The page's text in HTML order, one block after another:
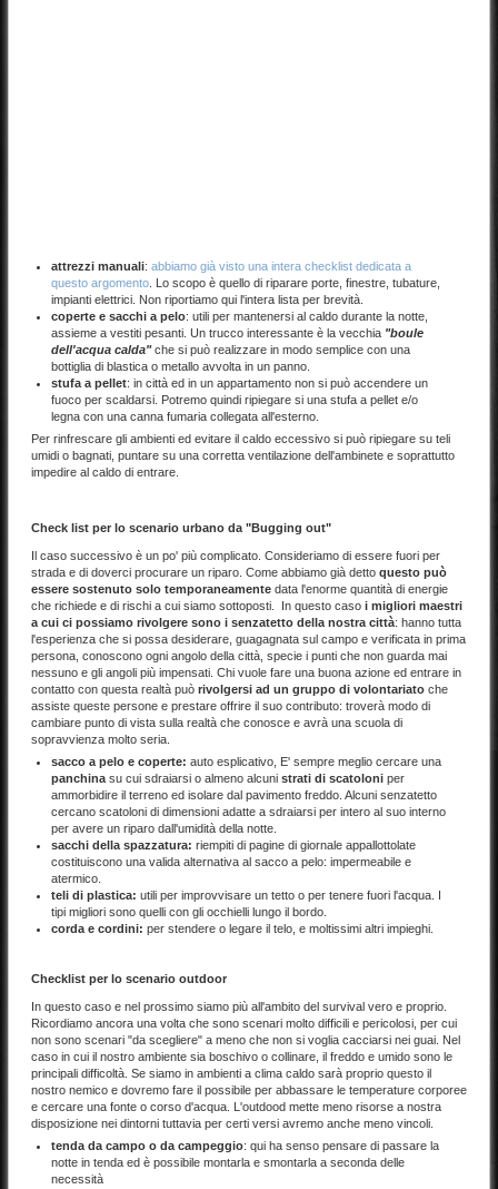
attrezzi manuali: abbiamo già visto una intera checklist dedicata a
questo argomento . Lo scopo è quello di riparare porte, finestre, tubature,
impianti elettrici. Non riportiamo qui l'intera lista per brevità.
coperte e sacchi a pelo: utili per mantenersi al caldo durante la notte,
assieme a vestiti pesanti. Un trucco interessante è la vecchia "boule
dell'acqua calda"che si può realizzare in modo semplice con una
bottiglia di blastica o metallo avvolta in un panno.
stufa a pellet: in città ed in un appartamento non si può accendere un
fuoco per scaldarsi. Potremo quindi ripiegare si una stufa a pellet e/o
legna con una canna fumaria collegata all'esterno.
Per rinfrescare gli ambienti ed evitare il caldo eccessivo si può ripiegare su teli
umidi o bagnati, puntare su una corretta ventilazione dell'ambinete e soprattutto
impedire al caldo di entrare.
Check list per lo scenario urbano da "Bugging out"
Il caso successivo è un po' più complicato. Consideriamo di essere fuori per
strada e di doverci procurare un riparo. Come abbiamo già detto questo può
essere sostenuto solo temporaneamente data l'enorme quantità di energie
che richiede e di rischi a cui siamo sottoposti. In questo caso i migliori maestri
a cui ci possiamo rivolgere sono i senzatetto della nostra città: hanno tutta
l'esperienza che si possa desiderare, guagagnata sul campo e verificata in prima
persona, conoscono ogni angolo della città, specie i punti che non guarda mai
nessuno e gli angoli più impensati. Chi vuole fare una buona azione ed entrare in
contatto con questa realtà può rivolgersi ad un gruppo di volontariato che
assiste queste persone e prestare offrire il suo contributo: troverà modo di
cambiare punto di vista sulla realtà che conosce e avrà una scuola di
sopravvienza molto seria.
sacco a pelo e coperte: auto esplicativo, E' sempre meglio cercare una
panchina su cui sdraiarsi o almeno alcuni strati di scatoloni per
ammorbidire il terreno ed isolare dal pavimento freddo. Alcuni senzatetto
cercano scatoloni di dimensioni adatte a sdraiarsi per intero al suo interno
per avere un riparo dall'umidità della notte.
sacchi della spazzatura: riempiti di pagine di giornale appallottolate
costituiscono una valida alternativa al sacco a pelo: impermeabile e
atermico.
teli di plastica: utili per improvvisare un tetto o per tenere fuori l'acqua. I
tipi migliori sono quelli con gli occhielli lungo il bordo.
corda e cordini: per stendere o legare il telo, e moltissimi altri impieghi.
Checklist per lo scenario outdoor
In questo caso e nel prossimo siamo più all'ambito del survival vero e proprio.
Ricordiamo ancora una volta che sono scenari molto difficili e pericolosi, per cui
non sono scenari "da scegliere" a meno che non si voglia cacciarsi nei guai. Nel
caso in cui il nostro ambiente sia boschivo o collinare, il freddo e umido sono le
principali difficoltà. Se siamo in ambienti a clima caldo sarà proprio questo il
nostro nemico e dovremo fare il possibile per abbassare le temperature corporee
e cercare una fonte o corso d'acqua. L'outdood mette meno risorse a nostra
disposizione nei dintorni tuttavia per certi versi avremo anche meno vincoli.
tenda da campo o da campeggio: qui ha senso pensare di passare la
notte in tenda ed è possibile montarla e smontarla a seconda delle
necessità